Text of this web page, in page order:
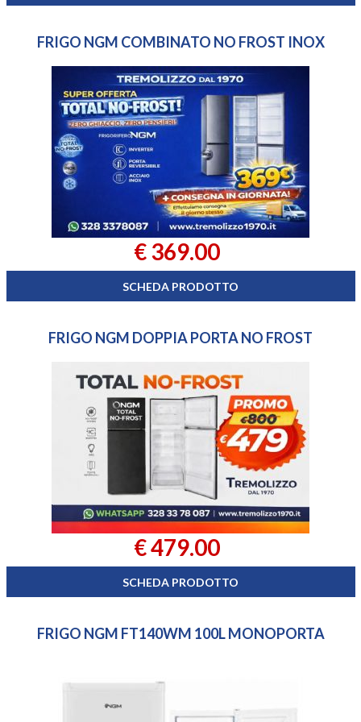
FRIGO NGM COMBINATO NO FROST INOX
€ 369.00
SCHEDA PRODOTTO
FRIGO NGM DOPPIA PORTA NO FROST
€ 479.00
SCHEDA PRODOTTO
FRIGO NGM FT140WM 100L MONOPORTA